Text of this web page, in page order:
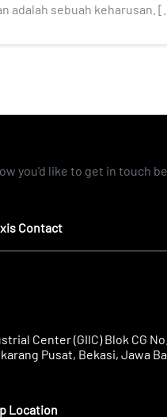
adalah sebuah keharusan.
you'd like to get in touch
Contact
Center (GIIC) Blok CG
Pusat, Bekasi, Jawa
Location